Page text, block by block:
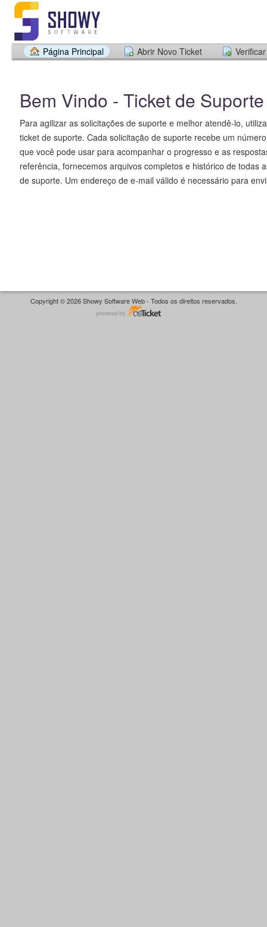
Página Principal Abrir Novo Ticket
Bem Vindo - Ticket de
Para agilizar as solicitações de suporte e melhor atendê-lo,
ticket de suporte. Cada solicitação de suporte recebe um
que você pode usar para acompanhar o progresso e as
referência, fornecemos arquivos completos e histórico de todas
de suporte. Um endereço de e-mail válido é necessário para
Copyright © 2026 Showy Software Web - Todos os direitos reservados.